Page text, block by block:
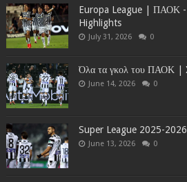
Europa League | ΠΑΟΚ -
Highlights
July 31, 2026 0
Όλα τα γκολ του ΠΑΟΚ |
June 14, 2026 0
Super League 2025-
June 13, 2026 0